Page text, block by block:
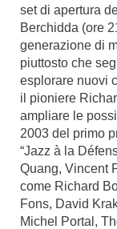
set di apertura
Berchidda (ore
generazione di
piuttosto che
esplorare nuovi
il pioniere
ampliare le
2003 del primo
“Jazz à la
Quang, Vincent
come Richard
Fons, David
Michel Portal,